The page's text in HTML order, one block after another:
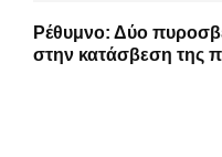
Ρέθυμνο: Δύο
στην κατάσβεση της